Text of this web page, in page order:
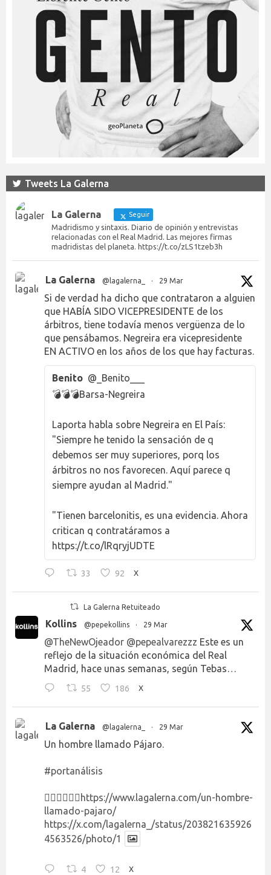
Tweets La Galerna
La Galerna Seguir
Madridismo y sintaxis. Diario de opinión y entrevistas
relacionadas con el Real Madrid. Las mejores firmas
madridistas del planeta. https://t.co/zLS1tzeb3h
La Galerna @lagalerna_ · 29 Mar
Si de verdad ha dicho que contrataron a alguien
que HABÍA SIDO VICEPRESIDENTE de los
árbitros, tiene todavía menos vergüenza de lo
que pensábamos. Negreira era vicepresidente
EN ACTIVO en los años de los que hay facturas.
Benito @_Benito___
💣💣💣Barsa-Negreira
Laporta habla sobre Negreira en El País:
"Siempre he tenido la sensación de q
debemos ser muy superiores, porq los
árbitros no nos favorecen. Aquí parece q
siempre ayudan al Madrid."
"Tienen barcelonitis, es una evidencia. Ahora
critican q contratáramos a
https://t.co/lRqryjUDTE
33 92 X
La Galerna Retuiteado
Kollins @pepekollins · 29 Mar
@TheNewOjeador @pepealvarezzz Este es un
reflejo de la situación económica del Real
Madrid, hace unas semanas, según Tebas…
55 186 X
La Galerna @lagalerna_ · 29 Mar
Un hombre llamado Pájaro.
#portanálisis
👉🏻👉🏻👉🏻 https://www.lagalerna.com/un-hombre-
llamado-pajaro/
https://x.com/lagalerna_/status/203821635926
4563526/photo/1
4 12 X